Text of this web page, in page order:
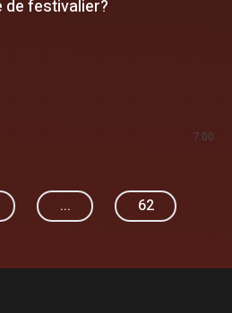
de festivalier?
7:00
... 62